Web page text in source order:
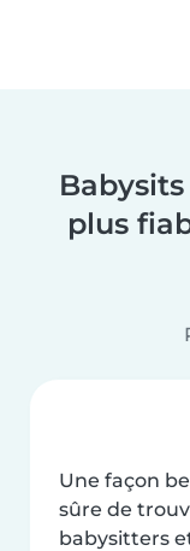
plus
Une façon
sûre de
babysitters